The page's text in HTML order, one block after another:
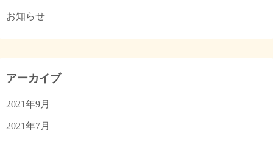
お知らせ
アーカイブ
2021年9月
2021年7月